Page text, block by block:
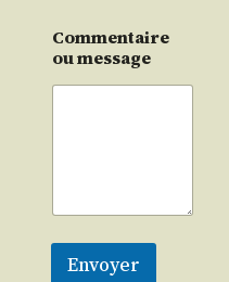
Commentaire
ou message
Envoyer